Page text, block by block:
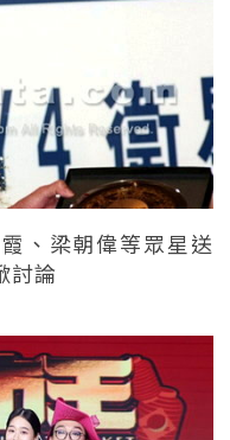
、梁朝偉等眾星送
討論